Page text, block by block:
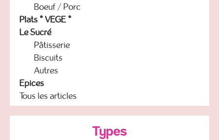
Boeuf / Porc
Plats * VEGE *
Le Sucré
Pâtisserie
Biscuits
Autres
Epices
Tous les articles
Types